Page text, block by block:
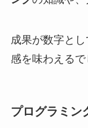
成果が数字と
感を味わえるで
プログラミン